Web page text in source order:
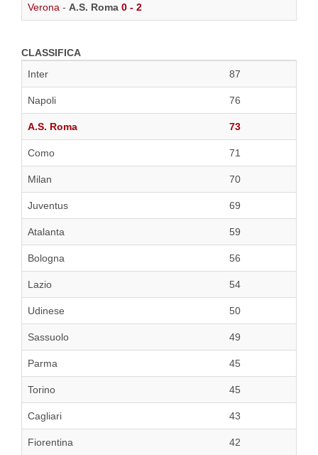
Verona - A.S. Roma 0 - 2
CLASSIFICA
Inter
87
Napoli 76
A.S. Roma 73
Como 71
Milan 70
Juventus 69
Atalanta 59
Bologna 56
Lazio 54
Udinese 50
Sassuolo 49
Parma 45
Torino 45
Cagliari 43
Fiorentina 42